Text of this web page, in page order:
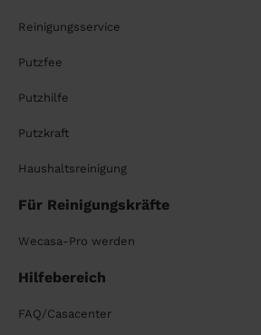
Reinigungsservice
Putzfee
Putzhilfe
Putzkraft
Haushaltsreinigung
Für Reinigungskräfte
Wecasa-Pro werden
Hilfebereich
FAQ/Casacenter